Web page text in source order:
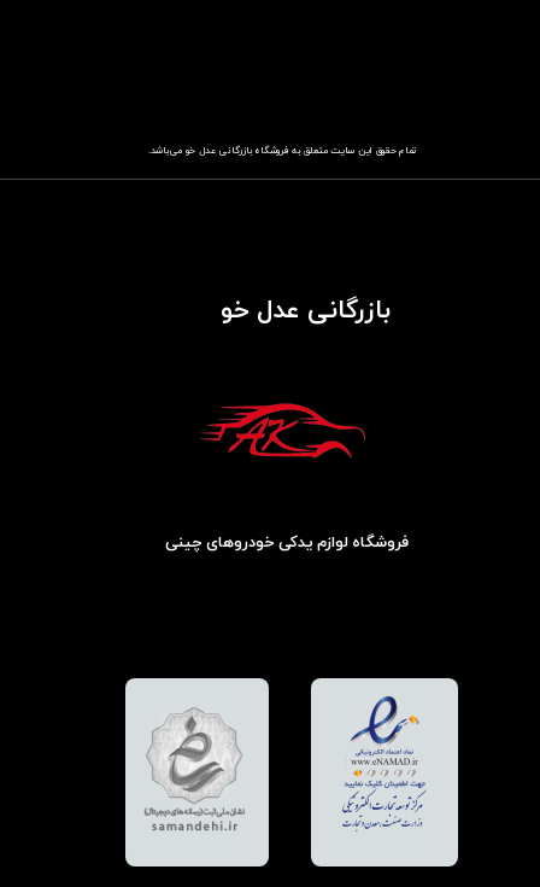
تمام حقوق این سایت متعلق به فروشگاهباز​​​​​​​رگانی عدل خو می‌باشد.
بازرگانی عدل خو
فروشگاه لوازم یدکی خودروهای چینی